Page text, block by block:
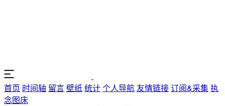
首页 时间轴 留言壁纸统计个人导航 友情链接订阅&采集执
念图床